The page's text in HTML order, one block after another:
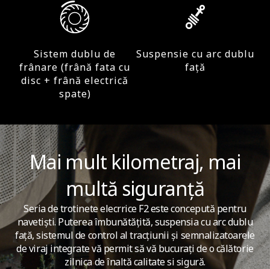
Sistem dublu de
frânare (frână fata cu
disc + frână electrică
spate)
Suspensie cu arc dublu
față
Mai mult kilometraj, mai
multă siguranță
Seria de trotinete elecrrice F2 este concepută pentru
navetiști. Puterea îmbunătățită, suspensia cu arc dublu
față, sistemul de control al tracțiunii și semnalizatoarele
de viraj integrate vă permit să vă bucurați de o călătorie
zilnica de înaltă calitate si sigură.
460 Wh
Sistem inteligent de management al bateriei
Da
Timp de încărcare
Aproximativ 7 ore
Motor